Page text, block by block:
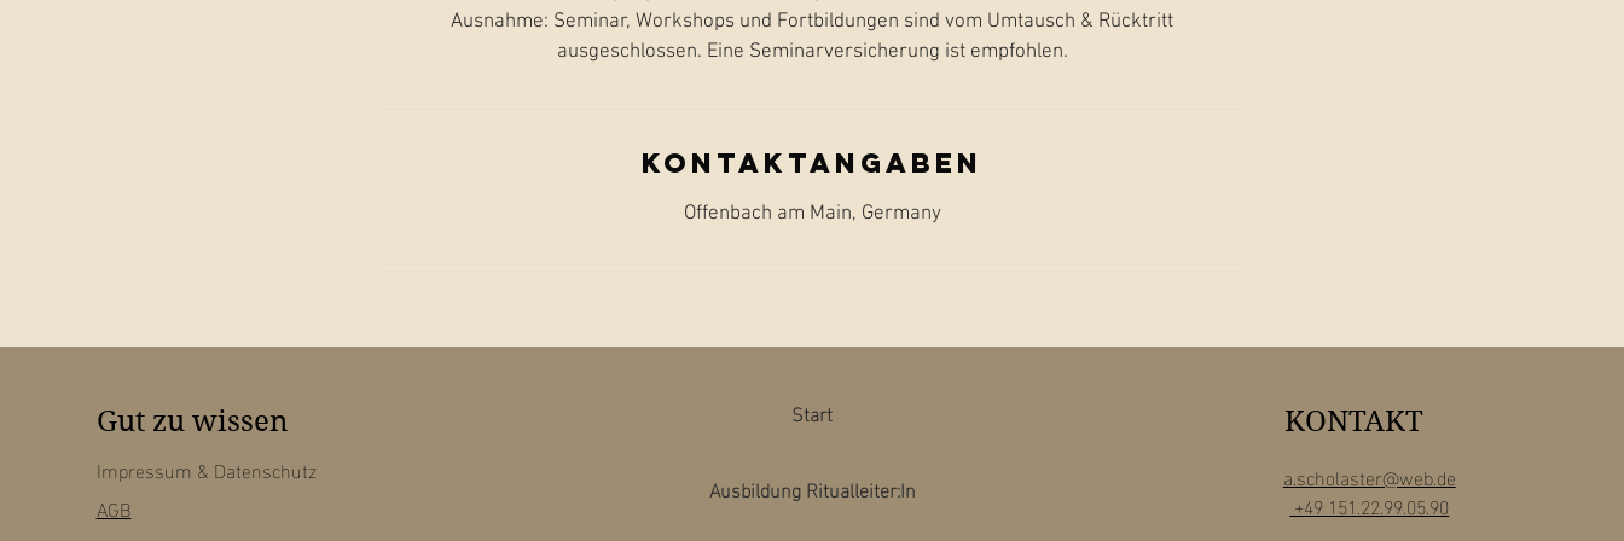
Ausnahme: Seminar, Workshops und Fortbildungen sind vom Umtausch & Rücktritt
ausgeschlossen. Eine Seminarversicherung ist empfohlen.
Kontaktangaben
Offenbach am Main, Germany
Gut zu wissen
Impressum & Datenschutz
AGB
Start
Ausbildung Ritualleiter:In
KONTAKT
a.scholaster@web.de
+49 151.22.99.05.90